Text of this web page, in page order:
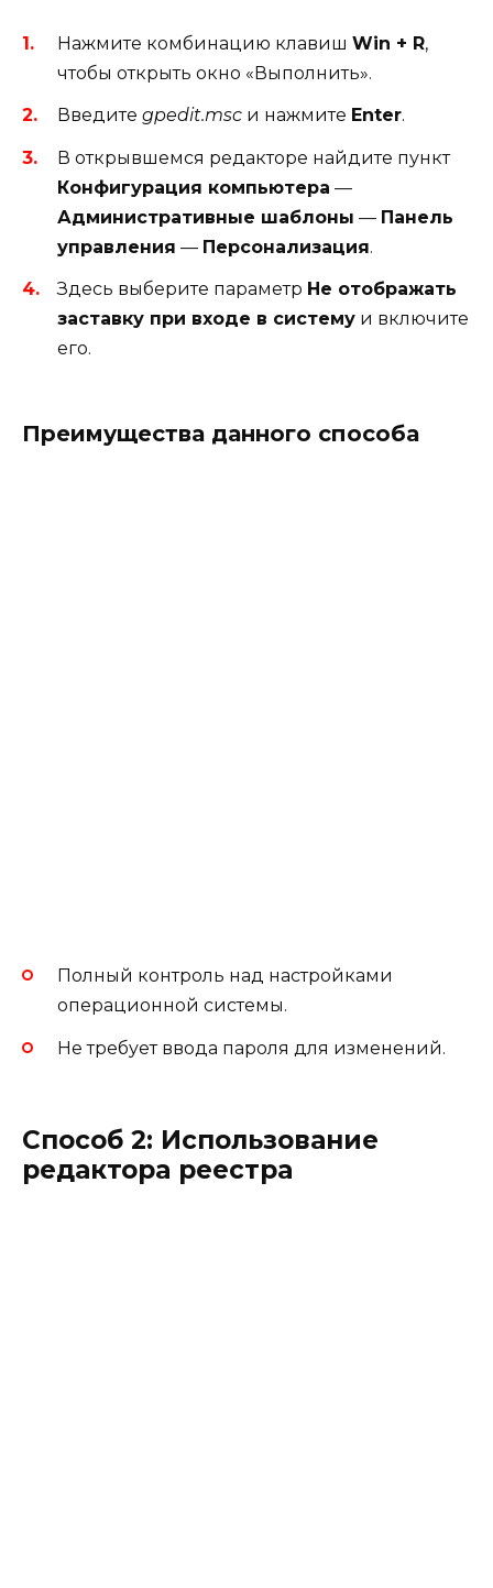
Нажмите комбинацию клавиш Win + R,
чтобы открыть окно «Выполнить».
Введите gpedit.msc и нажмите Enter.
В открывшемся редакторе найдите пункт
Конфигурация компьютера —
Административные шаблоны — Панель
управления — Персонализация.
Здесь выберите параметр Не отображать
заставку при входе в систему и включите
его.
Преимущества данного способа
Полный контроль над настройками
операционной системы.
Не требует ввода пароля для изменений.
Способ 2: Использование
редактора реестра